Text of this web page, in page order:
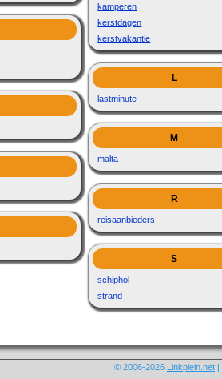
kamperen
kerstdagen
kerstvakantie
L
lastminute
M
malta
R
reisaanbieders
S
schiphol
strand
© 2006-2026 Linkplein.net|